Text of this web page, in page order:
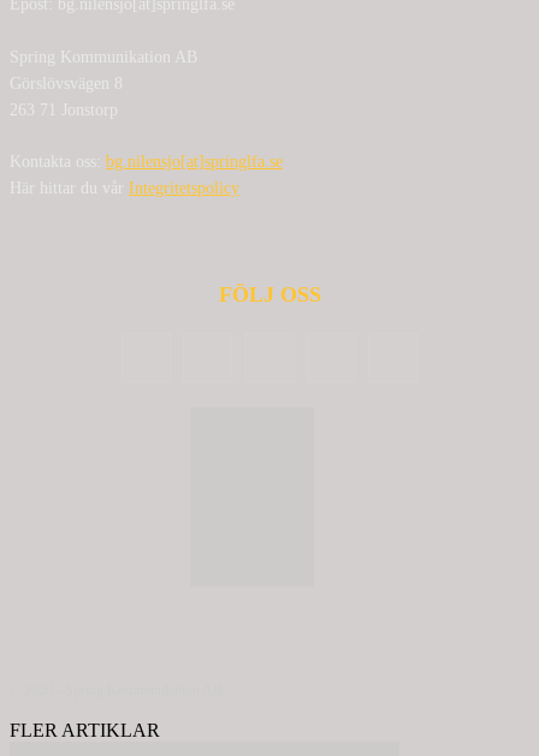
Epost: bg.nilensjo[at]springlfa.se
Spring Kommunikation AB
Görslövsvägen 8
263 71 Jonstorp
Kontakta oss: bg.nilensjo[at]springlfa.se
Här hittar du vår Integritetspolicy
FÖLJ OSS
FLER ARTIKLAR